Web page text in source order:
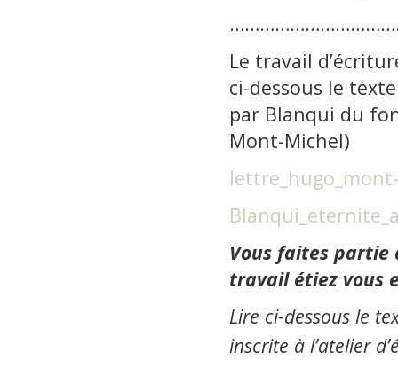
Le travail
ci-dessous le
par Blanqui du
Mont-Michel)
Vous faites partie
travail étiez vous
Lire ci-dessous le
inscrite à l’atelier